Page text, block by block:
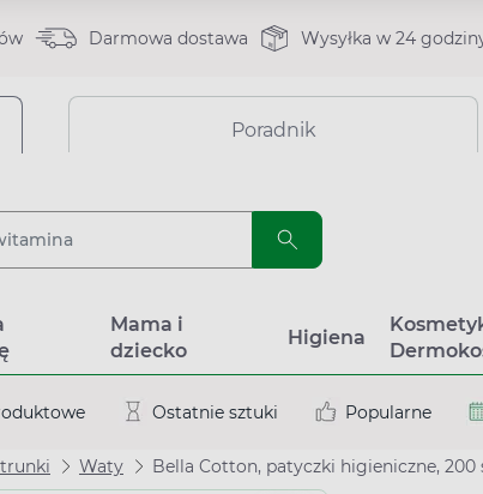
Darmowa dostawa Wysyłka w 24
Poradnik
Mama i
dziecko
Higiena
Ostatnie sztuki Popularne
Waty Bella Cotton, patyczki higieniczne, 200